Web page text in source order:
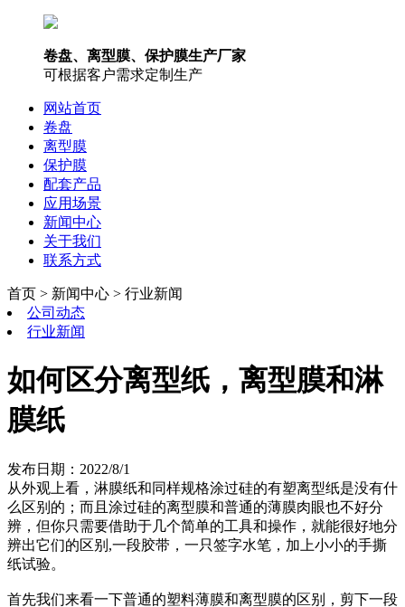
卷盘、离型膜、保护膜生产厂家
可根据客户需求定制生产
网站首页
卷盘
离型膜
保护膜
配套产品
应用场景
新闻中心
关于我们
联系方式
首页 > 新闻中心 > 行业新闻
公司动态
行业新闻
如何区分离型纸，离型膜和淋
膜纸
发布日期：2022/8/1
从外观上看，淋膜纸和同样规格涂过硅的有塑离型纸是没有什
么区别的；而且涂过硅的离型膜和普通的薄膜肉眼也不好分
辨，但你只需要借助于几个简单的工具和操作，就能很好地分
辨出它们的区别,一段胶带，一只签字水笔，加上小小的手撕
纸试验。
首先我们来看一下普通的塑料薄膜和离型膜的区别，剪下一段